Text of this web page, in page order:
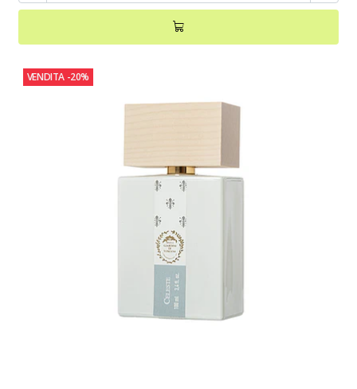
VENDITA -20%